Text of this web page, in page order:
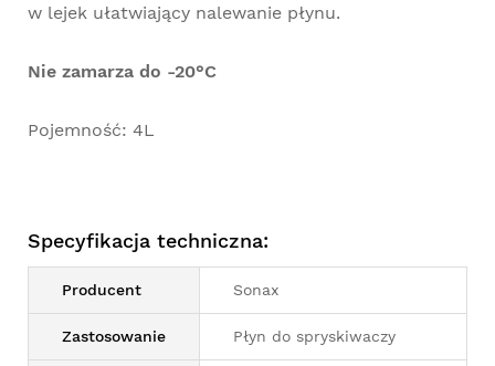
w lejek ułatwiający nalewanie płynu.
Nie zamarza do -20°C
Pojemność: 4L
Specyfikacja techniczna:
Producent Sonax
Zastosowanie Płyn do spryskiwaczy